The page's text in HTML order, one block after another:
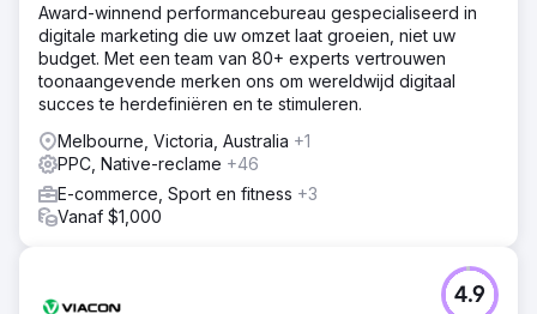
Award-winnend performancebureau gespecialiseerd in
digitale marketing die uw omzet laat groeien, niet uw
budget. Met een team van 80+ experts vertrouwen
toonaangevende merken ons om wereldwijd digitaal
succes te herdefiniëren en te stimuleren.
Melbourne, Victoria, Australia +1
PPC, Native-reclame +46
E-commerce, Sport en fitness +3
Vanaf $1,000
4.9